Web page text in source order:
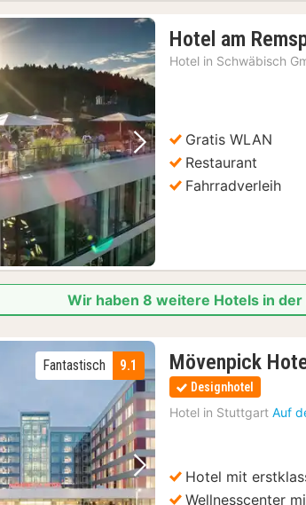
Bild Nächstes Bild
Hotel am
Hotel in Schwäbisch
Gratis WLAN
Restaurant
Fahrradverleih
Wir haben 8 weitere Hotels in
Bild Nächstes Bild
9.1
Fantastisch Mövenpick
Designhotel
Hotel in Stuttgart Auf
Hotel mit
Wellnesscenter